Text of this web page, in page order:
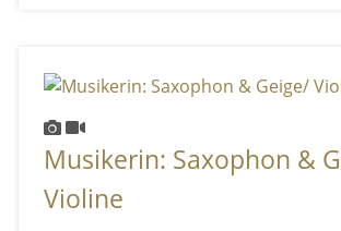
Musikerin: Saxophon &
Violine